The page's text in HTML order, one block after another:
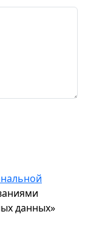
данных»